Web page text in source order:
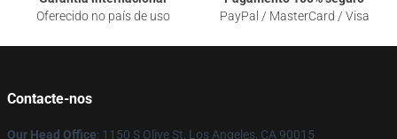
Oferecido no país de uso
PayPal / MasterCard / Visa
Contacte-nos
Our Head Office: 1150 S Olive St, Los Angeles, CA 90015